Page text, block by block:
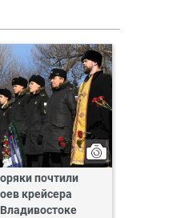
почтили
крейсера